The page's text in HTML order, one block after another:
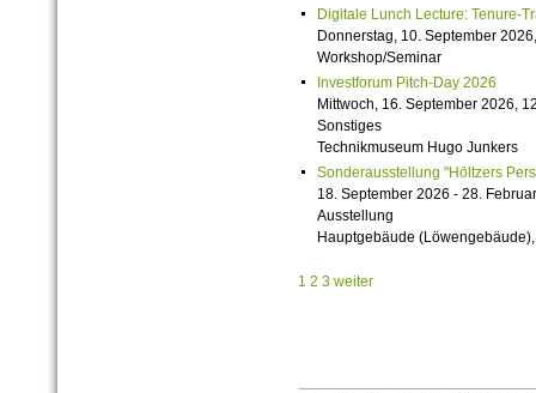
Digitale Lunch Lecture: Tenure-
Donnerstag, 10. September
Workshop/Seminar
Investforum Pitch-Day 2026
Mittwoch, 16. September 2026,
Sonstiges
Technikmuseum Hugo Junkers
Sonderausstellung "Höltzers
18. September 2026 - 28.
Ausstellung
Hauptgebäude
1 2 3 weiter